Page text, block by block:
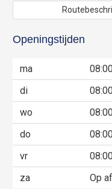
Openingstijden
ma
di
wo
do
vr
za
Op